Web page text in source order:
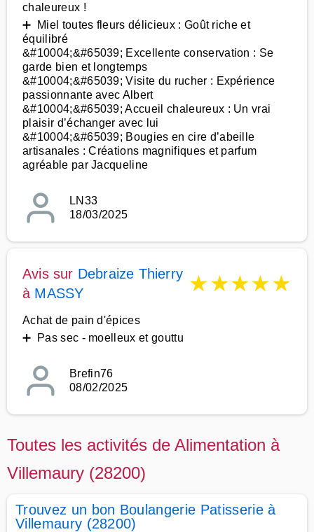
chaleureux !
➕ Miel toutes fleurs délicieux : Goût riche et
équilibré
&#10004;&#65039; Excellente conservation : Se
garde bien et longtemps
&#10004;&#65039; Visite du rucher : Expérience
passionnante avec Albert
&#10004;&#65039; Accueil chaleureux : Un vrai
plaisir d’échanger avec lui
&#10004;&#65039; Bougies en cire d’abeille
artisanales : Créations magnifiques et parfum
agréable par Jacqueline
LN33
18/03/2025
Avis sur Debraize Thierry
à MASSY ★★★★★
Achat de pain d'épices
➕ Pas sec - moelleux et gouttu
Brefin76
08/02/2025
Toutes les activités de Alimentation à
Villemaury (28200)
Trouvez un bon Boulangerie Patisserie à
Villemaury (28200)